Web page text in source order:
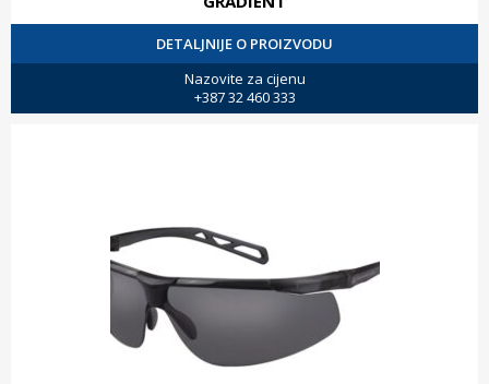
DETALJNIJE O PROIZVODU
Nazovite za cijenu
+387 32 460 333